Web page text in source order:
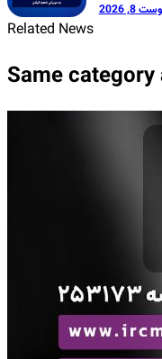
8, 2026
Related News
Same